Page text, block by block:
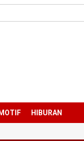
HIBURAN